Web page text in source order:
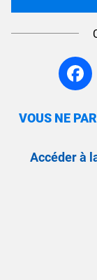
VOUS NE
Accéder à